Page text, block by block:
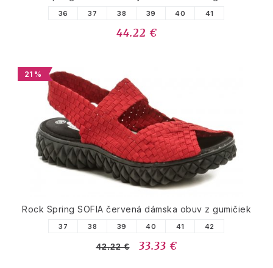
36 37 38 39 40 41
44.22 €
21 %
Rock Spring SOFIA červená dámska obuv z gumičiek
37 38 39 40 41 42
42.22 € 33.33 €